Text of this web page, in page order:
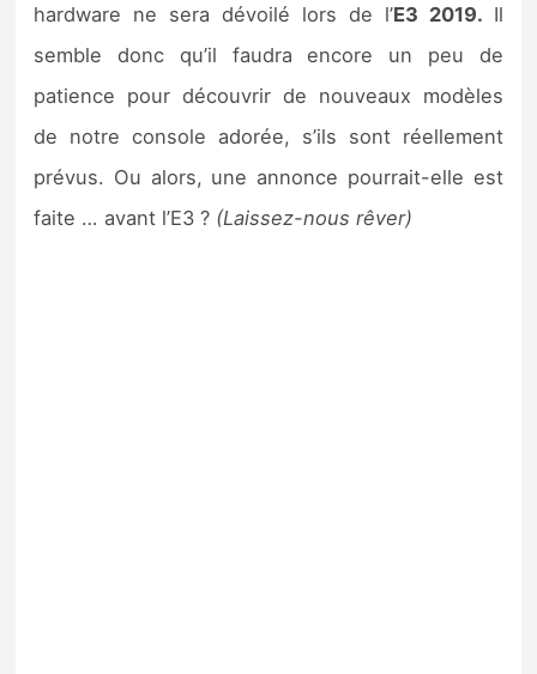
hardware ne sera dévoilé lors de l’E3 2019. Il
semble donc qu’il faudra encore un peu de
patience pour découvrir de nouveaux modèles
de notre console adorée, s’ils sont réellement
prévus. Ou alors, une annonce pourrait-elle est
faite … avant l’E3 ? (Laissez-nous rêver)